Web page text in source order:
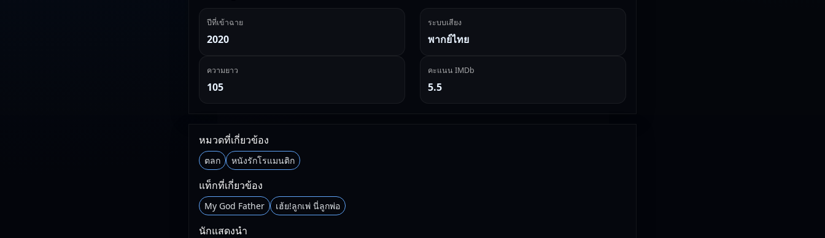
ปีที่เข้าฉาย
2020
ระบบเสียง
พากย์ไทย
ความยาว
105
คะแนน IMDb
5.5
หมวดที่เกี่ยวข้อง
ตลก หนังรักโรแมนติก
แท็กที่เกี่ยวข้อง
My God Father เฮ้ย!ลูกเพ่ นี่ลูกพ่อ
นักแสดงนำ